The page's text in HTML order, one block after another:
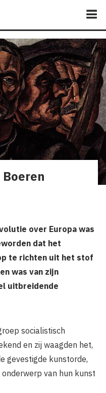
over Europa was
dat het
te richten uit het stof
was van zijn
uitbreidende
socialistisch
en zij waagden het,
gevestigde kunstorde,
van hun kunst